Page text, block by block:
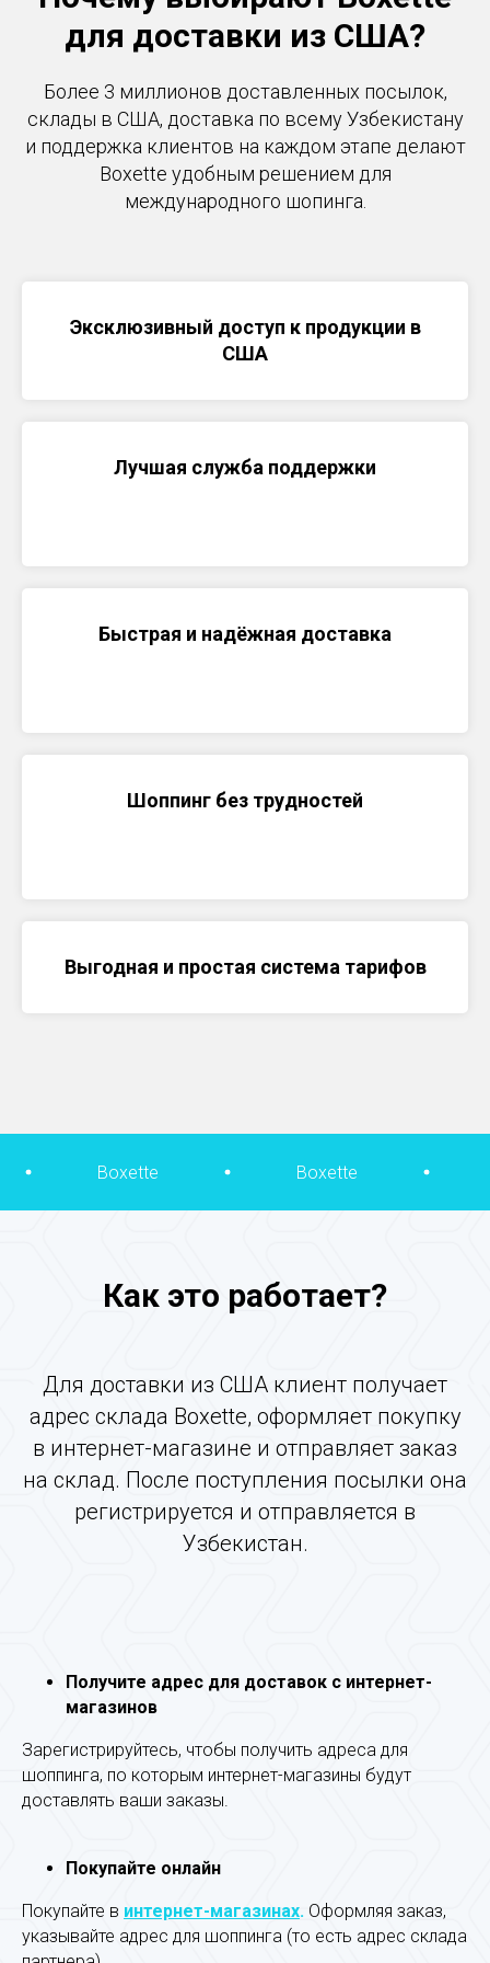
для доставки из США?
Более 3 миллионов доставленных посылок,
склады в США, доставка по всему Узбекистану
и поддержка клиентов на каждом этапе делают
Boxette удобным решением для
международного шопинга.
Эксклюзивный доступ к продукции в
США
Лучшая служба поддержки
Быстрая и надёжная доставка
Шоппинг без трудностей
Выгодная и простая система тарифов
Boxette Boxette
Как это работает?
Для доставки из США клиент получает
адрес склада Boxette, оформляет покупку
в интернет-магазине и отправляет заказ
на склад. После поступления посылки она
регистрируется и отправляется в
Узбекистан.
Получите адрес для доставок с интернет-
магазинов
Зарегистрируйтесь, чтобы получить адреса для
шоппинга, по которым интернет-магазины будут
доставлять ваши заказы.
Покупайте онлайн
Покупайте в интернет-магазинах. Оформляя заказ,
указывайте адрес для шоппинга (то есть адрес склада